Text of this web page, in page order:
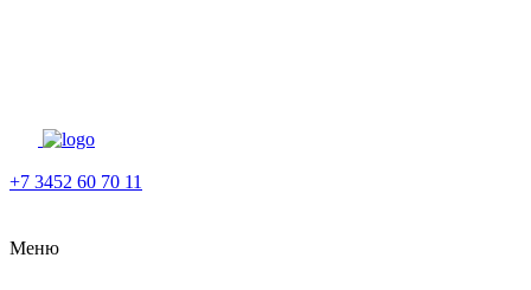
+7 3452 60 70 11
Меню